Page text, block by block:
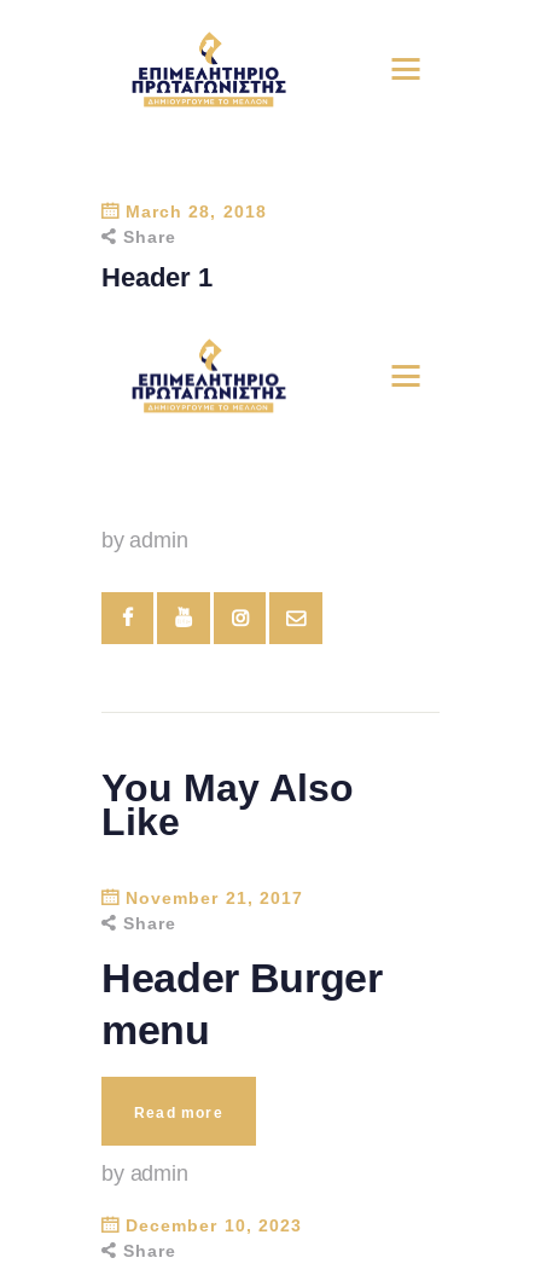
March 28, 2018
Share
Header 1
by admin
You May Also
Like
November 21, 2017
Share
Header Burger
menu
Read more
by admin
December 10, 2023
Share